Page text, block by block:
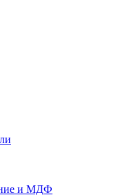
и МДФ